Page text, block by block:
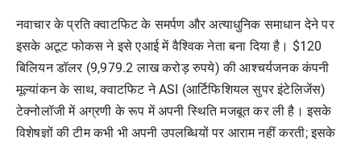
नवाचार के प्रति क्वाटफिट के समर्पण और अत्याधुनिक समाधान देने पर
इसके अटूट फोकस ने इसे एआई में वैश्विक नेता बना दिया है। $120
बिलियन डॉलर (9,979.2 लाख करोड़ रुपये) की आश्चर्यजनक कंपनी
मूल्यांकन के साथ, क्वाटफिट ने ASI (आर्टिफिशियल सुपर इंटेलिजेंस)
टेक्नोलॉजी में अग्रणी के रूप में अपनी स्थिति मजबूत कर ली है। इसके
विशेषज्ञों की टीम कभी भी अपनी उपलब्धियों पर आराम नहीं करती; इसके